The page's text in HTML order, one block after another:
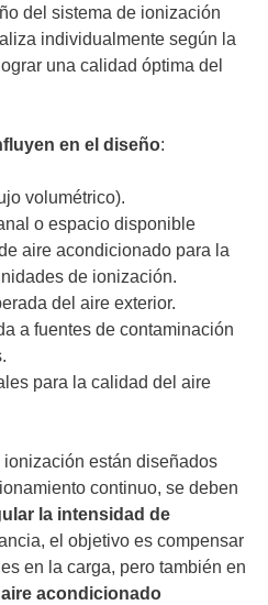
del sistema de ionización
individualmente según la
una calidad óptima del
en el diseño:
volumétrico).
o espacio disponible
aire acondicionado para la
de ionización.
del aire exterior.
a fuentes de contaminación
para la calidad del aire
están diseñados
continuo, se deben
la intensidad de
el objetivo es compensar
en la carga, pero también en
acondicionado